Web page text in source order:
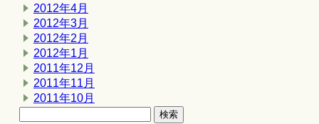
2012年4月
2012年3月
2012年2月
2012年1月
2011年12月
2011年11月
2011年10月